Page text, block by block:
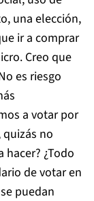
una elección,
ir a comprar
Creo que
es riesgo
a votar por
no
hacer? ¿Todo
de votar en
puedan